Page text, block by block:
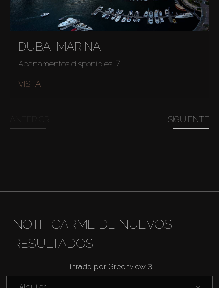
Comprar
Alquilar
Venta
DUBAI MARINA
Apartamentos disponibles: 7
VISTA
SIGUIENTE
NOTIFICARME DE NUEVOS
RESULTADOS
Filtrado por Greenview 3: